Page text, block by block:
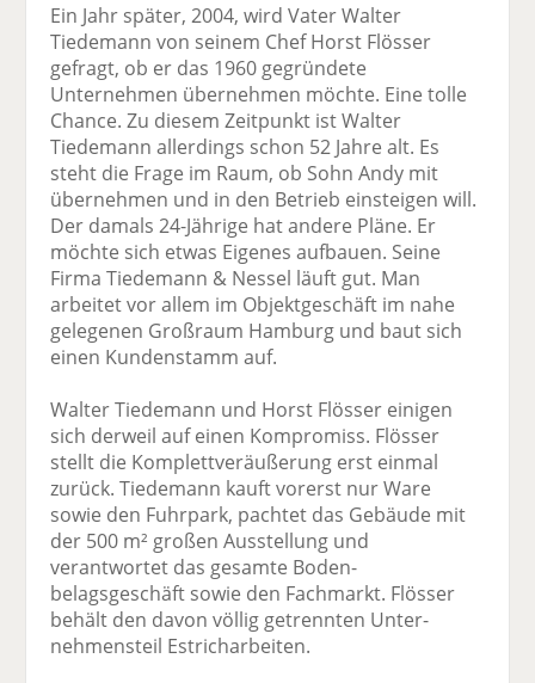
Ein Jahr später, 2004, wird Vater Walter
Tiedemann von seinem Chef Horst Flösser
gefragt, ob er das 1960 gegründete
Unternehmen übernehmen möchte. Eine tolle
Chance. Zu diesem Zeitpunkt ist Walter
Tiedemann allerdings schon 52 Jahre alt. Es
steht die Frage im Raum, ob Sohn Andy mit
übernehmen und in den Betrieb einsteigen will.
Der damals 24-Jährige hat andere Pläne. Er
möchte sich etwas Eigenes aufbauen. Seine
Firma Tiedemann & Nessel läuft gut. Man
arbeitet vor allem im Objektgeschäft im nahe
gelegenen Großraum Hamburg und baut sich
einen Kundenstamm auf.
Walter Tiedemann und Horst Flösser einigen
sich derweil auf einen Kompromiss. Flösser
stellt die Komplettveräußerung erst einmal
zurück. Tiede­mann kauft vorerst nur Ware
sowie den Fuhrpark, pachtet das Gebäude mit
der 500 m² großen Ausstellung und
verantwortet das gesamte Boden­
belagsgeschäft sowie den Fachmarkt. Flösser
behält den davon völlig getrennten Unter­
nehmensteil Estricharbeiten.